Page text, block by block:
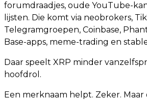
forumdraadjes, oude YouTube-
lijsten. Die komt via neobrokers,
Telegramgroepen, Coinbase,
Base-apps, meme-trading en
Daar speelt XRP minder
hoofdrol.
Een merknaam helpt. Zeker.